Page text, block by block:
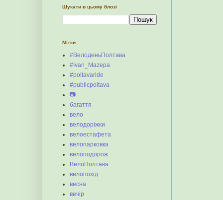
Шукати в цьому блозі
Мітки
#ВелоденьПолтава
#Ivan_Mazepa
#poltavaride
#publicpoltava
📷
багаття
вело
велодоріжки
велоестафета
велопарковка
велоподорож
ВелоПолтава
велопохід
весна
вечір